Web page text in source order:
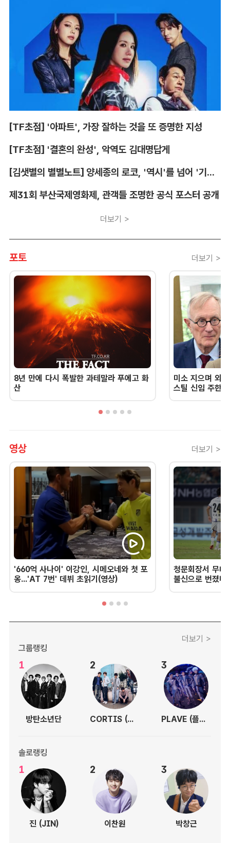
[TF초점] '아파트', 가장 잘하는 것을 또 증명한 지성
[TF초점] '결혼의 완성', 악역도 김대명답게
[김샛별의 별별노트] 양세종의 로코, '역시'를 넘어 '기대 이상'
제31회 부산국제영화제, 관객들 조명한 공식 포스터 공개
더보기 >
포토 더보기 >
8년 만에 다시 폭발한 과테말라 푸에고 화
산
미소 지으며 외
스틸 신임 주한
영상 더보기 >
'660억 사나이' 이강인, 시메오네와 첫 포
옹...'AT 7번' 데뷔 초읽기(영상)
청문회장서 무너
불신으로 번졌
더보기 >
그룹랭킹
1
방탄소년단
2
CORTIS (코르티스)
3
PLAVE (플레이브)
솔로랭킹
1
진 (JIN)
2
이찬원
3
박창근